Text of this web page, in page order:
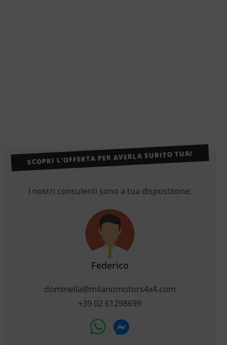
SCOPRI L’OFFERTA PER AVERLA SUBITO TUA!
I nostri consulenti sono a tua disposizione:
Federico
dominella@milanomotors4x4.com
+39 02 61298699